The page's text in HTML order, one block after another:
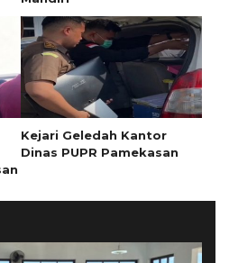
Kejari Geledah Kantor
Dinas PUPR Pamekasan